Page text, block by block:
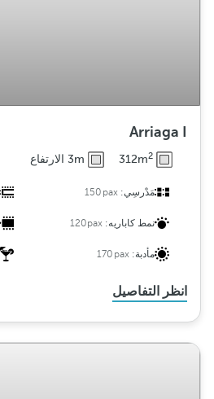
Arriaga I
312m2 3m الارتفاع
مَدْرسِي:150pax
نمط كاباريه: 120pax
مأدبة:170pax
انظر التفاصيل